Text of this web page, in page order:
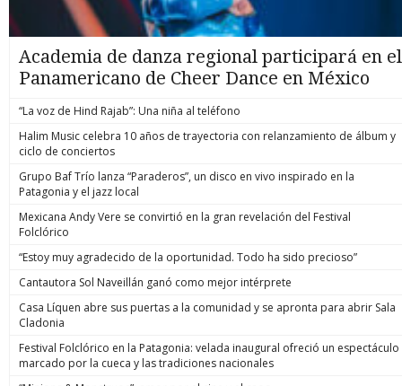
Academia de danza regional participará en el
Panamericano de Cheer Dance en México
“La voz de Hind Rajab”: Una niña al teléfono
Halim Music celebra 10 años de trayectoria con relanzamiento de álbum y
ciclo de conciertos
Grupo Baf Trío lanza “Paraderos”, un disco en vivo inspirado en la
Patagonia y el jazz local
Mexicana Andy Vere se convirtió en la gran revelación del Festival
Folclórico
“Estoy muy agradecido de la oportunidad. Todo ha sido precioso”
Cantautora Sol Naveillán ganó como mejor intérprete
Casa Líquen abre sus puertas a la comunidad y se apronta para abrir Sala
Cladonia
Festival Folclórico en la Patagonia: velada inaugural ofreció un espectáculo
marcado por la cueca y las tradiciones nacionales